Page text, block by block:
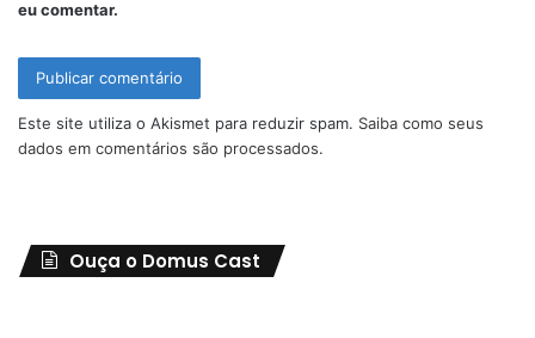
eu comentar.
Este site utiliza o Akismet para reduzir spam. Saiba como seus
dados em comentários são processados.
Ouça o Domus Cast